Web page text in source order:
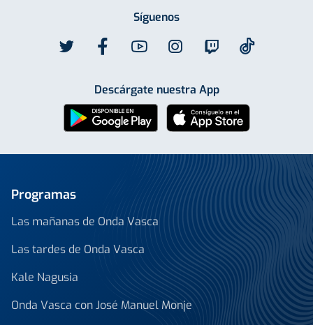
Síguenos
Descárgate nuestra App
Programas
Las mañanas de Onda Vasca
Las tardes de Onda Vasca
Kale Nagusia
Onda Vasca con José Manuel Monje